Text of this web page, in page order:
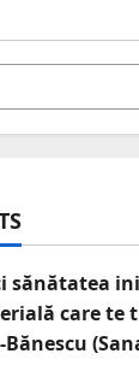
sănătatea
care te